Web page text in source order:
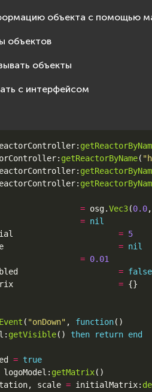
объекта с помощью
объектов
объекты
с интерфейсом
:
: getReactorByName(
:
:
= osg.Vec3(0.0,
= nil
= 5
= nil
= 0.01
= false
= {}
( "onDown" , function()
: getVisible() then return end
= true
logoModel : getMatrix()
, scale = initialMatrix: